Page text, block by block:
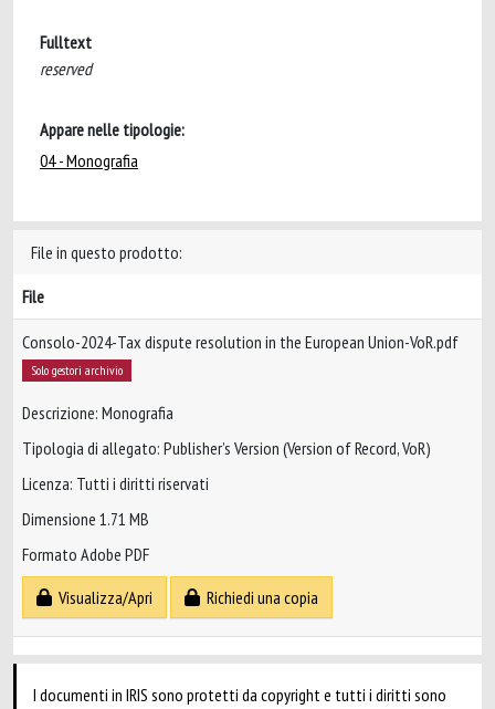
Fulltext
reserved
Appare nelle tipologie:
04 - Monografia
File in questo prodotto:
File
Consolo-2024-Tax dispute resolution in the European Union-VoR.pdf
Solo gestori archivio
Descrizione: Monografia
Tipologia di allegato: Publisher’s Version (Version of Record, VoR)
Licenza: Tutti i diritti riservati
Dimensione 1.71 MB
Formato Adobe PDF
Visualizza/Apri
Richiedi una copia
I documenti in IRIS sono protetti da copyright e tutti i diritti sono